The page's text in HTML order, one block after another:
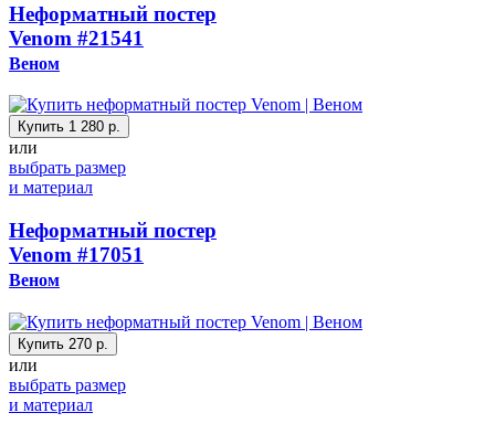
Неформатный постер
Venom #21541
Веном
Купить 1 280 р.
или
выбрать размер
и материал
Неформатный постер
Venom #17051
Веном
Купить 270 р.
или
выбрать размер
и материал